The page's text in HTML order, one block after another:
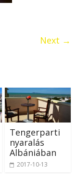
Next →
Tengerparti
nyaralás
Albániában
2017-10-13